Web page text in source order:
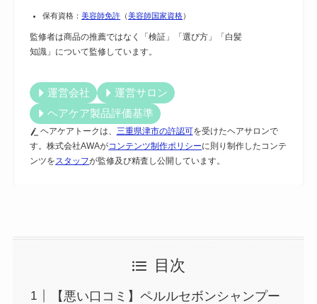
保有資格：美容師免許 （美容師国家資格）
監修者は商品の推薦ではなく「検証」「選び方」「白髪
知識」について監修しています。
運営会社
運営サロン
ヘアケア製品評価基準
ヘアケアトークは、 三重県津市の許認可を受けたヘアサロンで
す。株式会社AWAがコンテンツ制作ポリシーに則り制作したコンテ
ンツを スタッフが監修及び精査し公開しています。
目次
【悪い口コミ】ペルルセボンシャンプー